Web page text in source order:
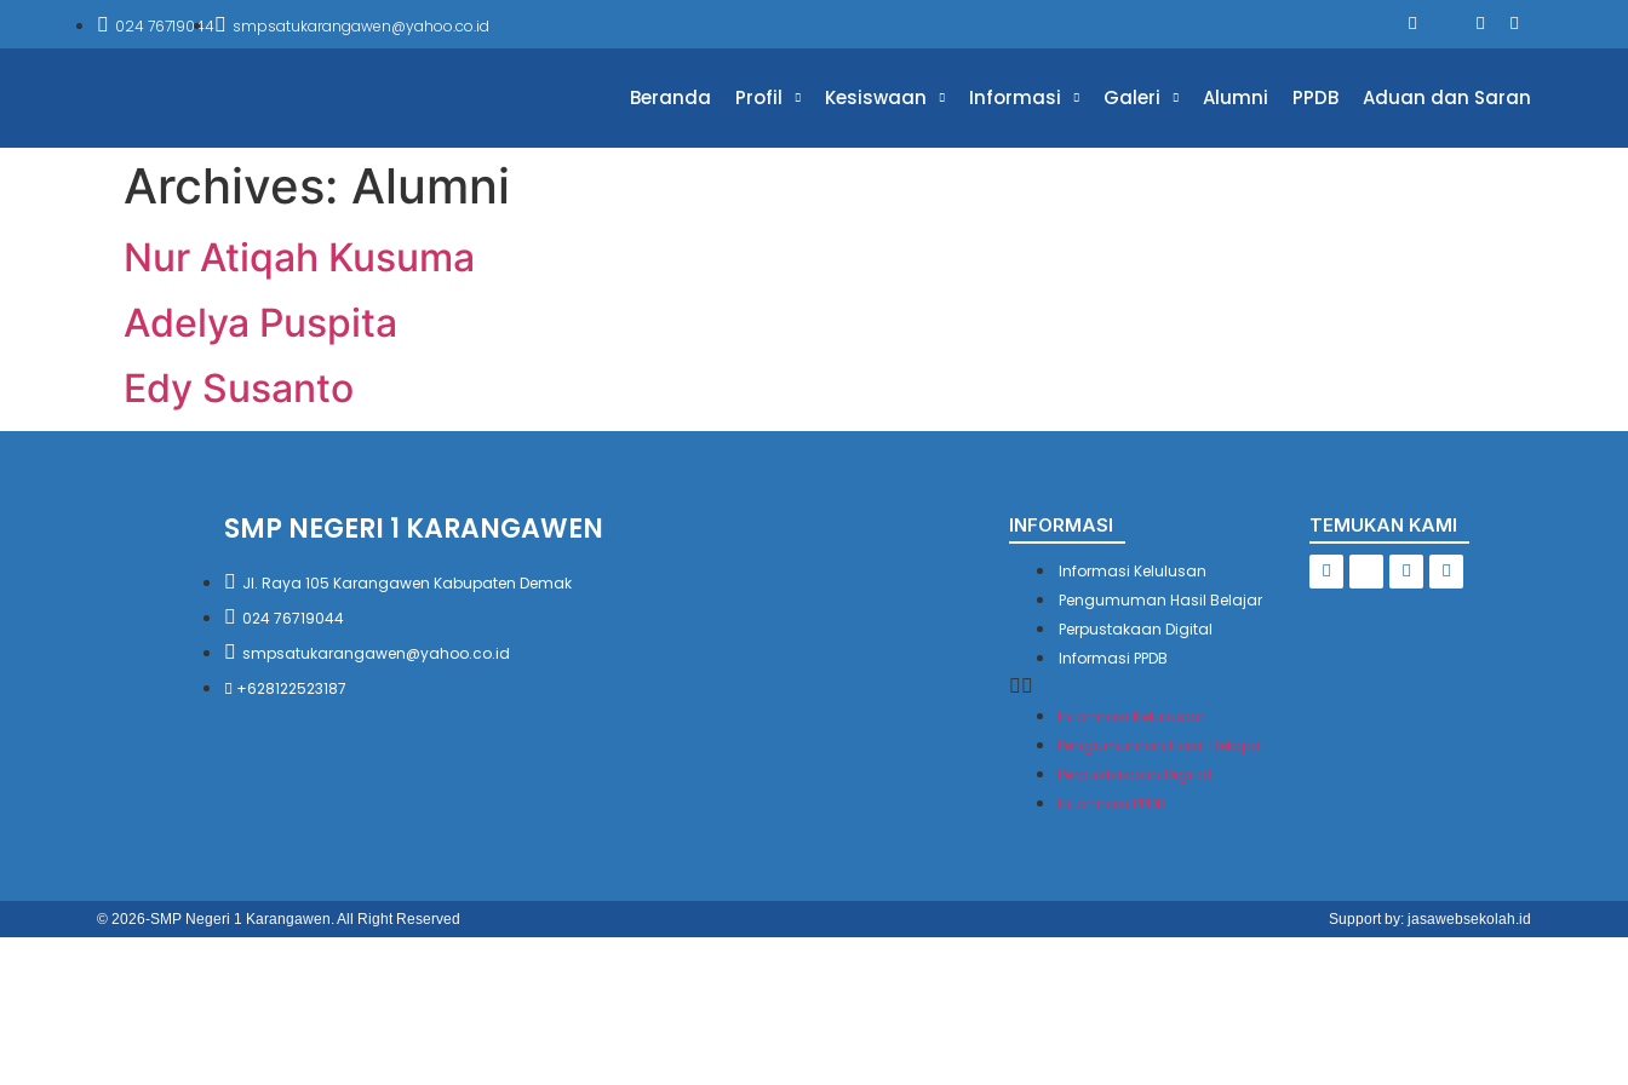
024 76719044 smpsatukarangawen@yahoo.co.id
Beranda Profil Kesiswaan Informasi Galeri Alumni PPDB Aduan dan Saran
Archives: Alumni
Nur Atiqah Kusuma
Adelya Puspita
Edy Susanto
SMP NEGERI 1 KARANGAWEN
Jl. Raya 105 Karangawen Kabupaten Demak
024 76719044
smpsatukarangawen@yahoo.co.id
+628122523187
INFORMASI
Informasi Kelulusan
Pengumuman Hasil Belajar
Perpustakaan Digital
Informasi PPDB
Informasi Kelulusan
Pengumuman Hasil Belajar
Perpustakaan Digital
Informasi PPDB
TEMUKAN KAMI
© 2026-SMP Negeri 1 Karangawen. All Right Reserved Support by: jasawebsekolah.id